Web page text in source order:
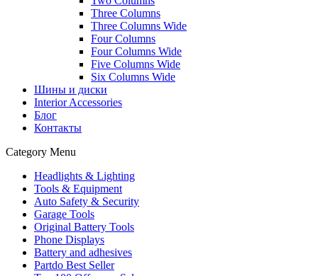
Three Columns
Three Columns Wide
Four Columns
Four Columns Wide
Five Columns Wide
Six Columns Wide
Шины и диски
Interior Accessories
Блог
Контакты
Category Menu
Headlights & Lighting
Tools & Equipment
Auto Safety & Security
Garage Tools
Original Battery Tools
Phone Displays
Battery and adhesives
Partdo Best Seller